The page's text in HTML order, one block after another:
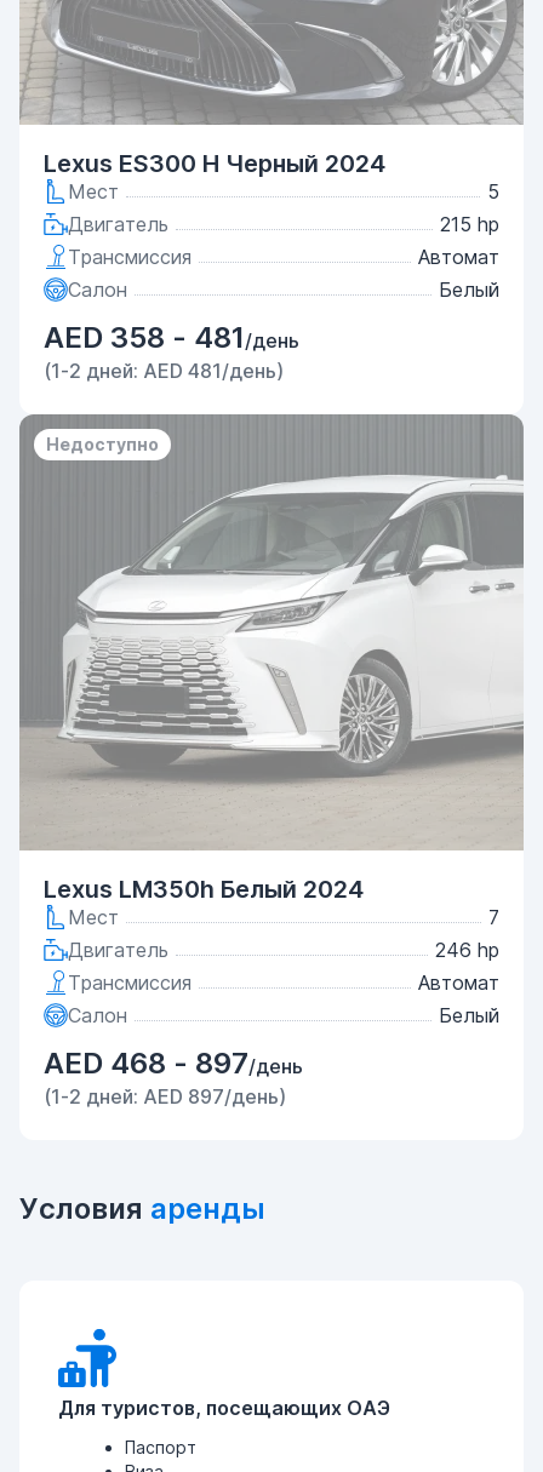
Lexus ES300 H Черный 2024
Мест
5
Двигатель
215 hp
Трансмиссия
Автомат
Салон
Белый
AED 358 - 481/день
(1-2 дней: AED 481/день)
Недоступно
Lexus LM350h Белый 2024
Мест
7
Двигатель
246 hp
Трансмиссия
Автомат
Салон
Белый
AED 468 - 897/день
(1-2 дней: AED 897/день)
Условия аренды
Для туристов, посещающих ОАЭ
Паспорт